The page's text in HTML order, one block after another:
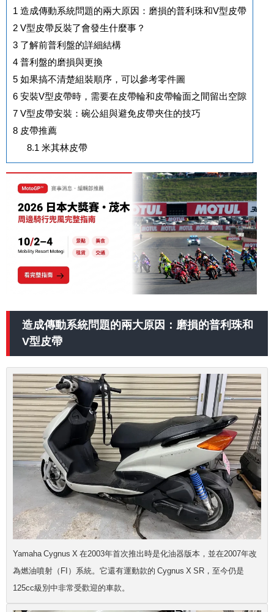
1 造成傳動系統問題的兩大原因：磨損的普利珠和V型皮帶
2 V型皮帶反裝了會發生什麼事？
3 了解前普利盤的詳細結構
4 普利盤的磨損與更換
5 如果搞不清楚組裝順序，可以參考零件圖
6 安裝V型皮帶時，需要在皮帶輪和皮帶輪面之間留出空隙
7 V型皮帶安裝：碗公組與避免皮帶夾住的技巧
8 皮帶推薦
8.1 米其林皮帶
造成傳動系統問題的兩大原因：磨損的普利珠和
V型皮帶
Yamaha Cygnus X 在2003年首次推出時是化油器版本，並在2007年改
為燃油噴射（FI）系統。它還有運動款的 Cygnus X SR，至今仍是
125cc級別中非常受歡迎的車款。